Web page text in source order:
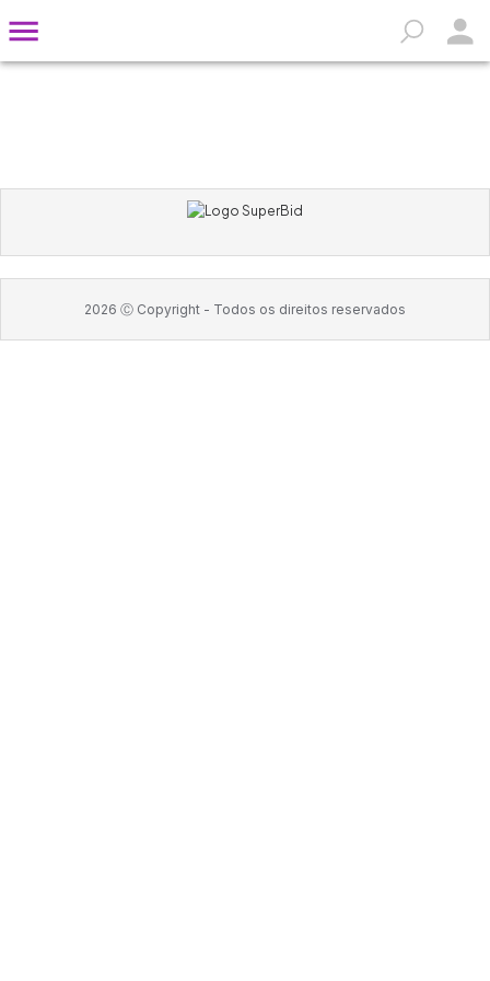
2026 Ⓒ Copyright - Todos os direitos reservados